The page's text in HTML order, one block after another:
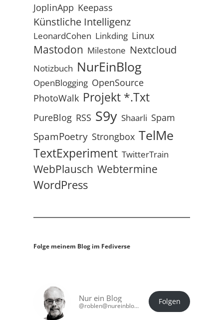
JoplinApp Keepass
Künstliche Intelligenz
LeonardCohen Linkding Linux
Mastodon Milestone Nextcloud
Notizbuch NurEinBlog
OpenBlogging OpenSource
PhotoWalk Projekt *.txt
PureBlog RSS S9y Shaarli Spam
SpamPoetry Strongbox TelMe
TextExperiment TwitterTrain
WebPlausch Webtermine
WordPress
Folge meinem Blog im Fediverse
Nur ein Blog
@roblen@nureinblog.at Folgen